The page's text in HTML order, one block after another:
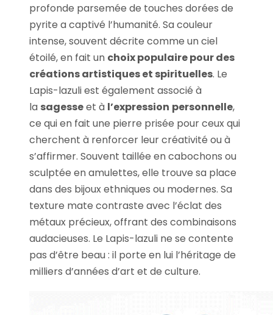
profonde parsemée de touches dorées de
pyrite a captivé l’humanité. Sa couleur
intense, souvent décrite comme un ciel
étoilé, en fait un choix populaire pour des
créations artistiques et spirituelles. Le
Lapis-lazuli est également associé à
la sagesseet à l’expression personnelle,
ce qui en fait une pierre prisée pour ceux qui
cherchent à renforcer leur créativité ou à
s’affirmer. Souvent taillée en cabochons ou
sculptée en amulettes, elle trouve sa place
dans des bijoux ethniques ou modernes. Sa
texture mate contraste avec l’éclat des
métaux précieux, offrant des combinaisons
audacieuses. Le Lapis-lazuli ne se contente
pas d’être beau : il porte en lui l’héritage de
milliers d’années d’art et de culture.